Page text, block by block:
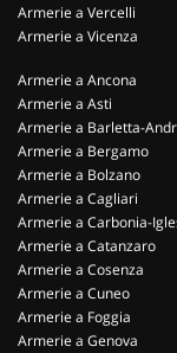
Armerie a Vercelli
Armerie a Vicenza
Armerie a Ancona
Armerie a Asti
Armerie a Barletta-
Armerie a Bergamo
Armerie a Bolzano
Armerie a Cagliari
Armerie a Carbonia-
Armerie a Catanzaro
Armerie a Cosenza
Armerie a Cuneo
Armerie a Foggia
Armerie a Genova